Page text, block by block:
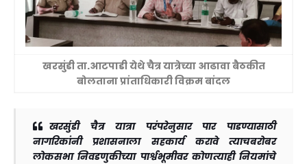
खरसुंडी ता.आटपाडी येथे चैत्र यात्रेच्या आढावा बैठकीत
बोलताना प्रांताधिकारी विक्रम बांदल
खरसुंडी चैत्र यात्रा परंपरेनुसार पार पाडण्यासाठी
नागरिकांनी प्रशासनाला सहकार्य करावे त्याचबरोबर
लोकसभा निवडणुकीच्या पार्श्वभूमीवर कोणत्याही नियमांचे